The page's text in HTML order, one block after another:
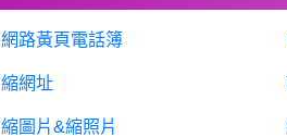
網路黃頁電話簿
縮網址
縮圖片&縮照片